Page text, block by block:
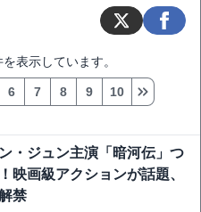
を表示しています。
6 7 8 9 10
・ジュン主演「暗河伝」つ
映画級アクションが話題、
禁